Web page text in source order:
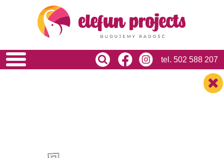
tel. 502 588 207
HOME
O NAS
USŁUGI
REALIZACJE